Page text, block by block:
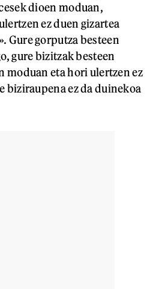
dioen moduan,
ez duen gizartea
Gure gorputza besteen
gure bizitzak besteen
moduan eta hori ulertzen ez
biziraupena ez da duinekoa